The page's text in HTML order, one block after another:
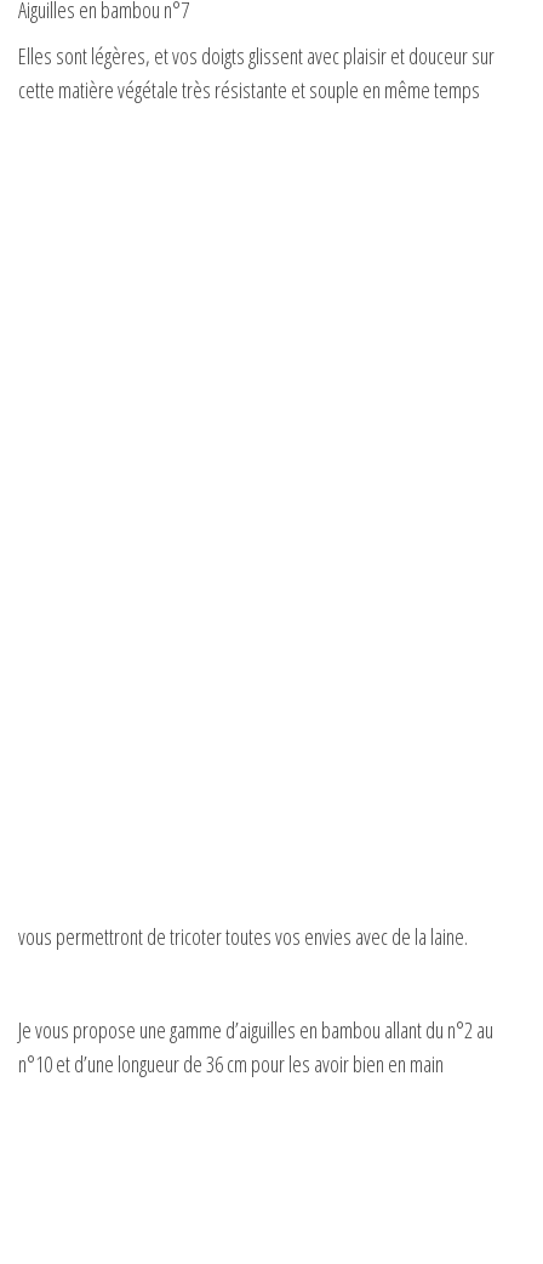
Aiguilles en bambou n°7
Elles sont légères, et vos doigts glissent avec plaisir et douceur sur
cette matière végétale très résistante et souple en même temps
vous permettront de tricoter toutes vos envies avec de la laine.
Je vous propose une gamme d’aiguilles en bambou allant du n°2 au
n°10 et d’une longueur de 36 cm pour les avoir bien en main